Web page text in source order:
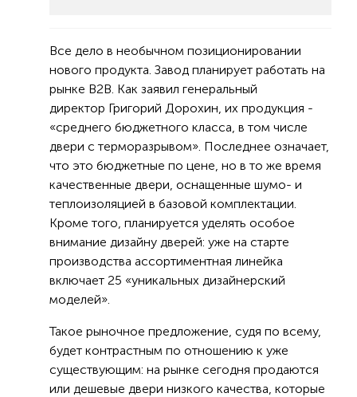
Все дело в необычном позиционировании
нового продукта. Завод планирует работать на
рынке B2B. Как заявил генеральный
директор Григорий Дорохин, их продукция -
«среднего бюджетного класса, в том числе
двери с терморазрывом». Последнее означает,
что это бюджетные по цене, но в то же время
качественные двери, оснащенные шумо- и
теплоизоляцией в базовой комплектации.
Кроме того, планируется уделять особое
внимание дизайну дверей: уже на старте
производства ассортиментная линейка
включает 25 «уникальных дизайнерский
моделей».
Такое рыночное предложение, судя по всему,
будет контрастным по отношению к уже
существующим: на рынке сегодня продаются
или дешевые двери низкого качества, которые